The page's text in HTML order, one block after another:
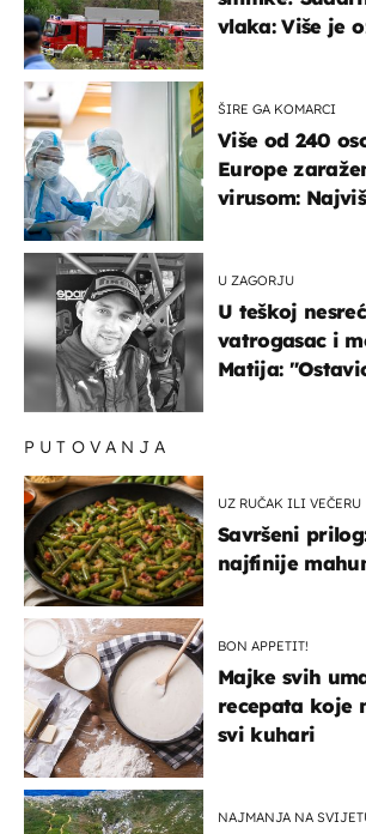
vlaka: Više je
ŠIRE GA KOMARCI
Više od 240
Europe
virusom:
U ZAGORJU
U teškoj
vatrogasac i
Matija:
PUTOVANJA
UZ RUČAK ILI VEČERU
Savršeni
najfinije
BON APPETIT!
Majke svih
recepata koje
svi kuhari
NAJMANJA NA